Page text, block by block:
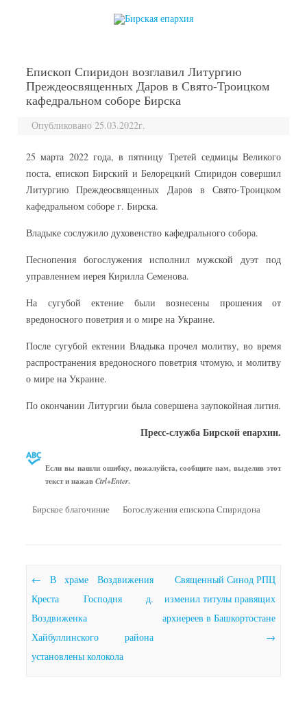
Епископ Спиридон возглавил Литургию
Преждеосвященных Даров в Свято-Троицком
кафедральном соборе Бирска
Опубликовано 25.03.2022г.
25 марта 2022 года, в пятницу Третей седмицы Великого
поста, епископ Бирский и Белорецкий Спиридон совершил
Литургию Преждеосвященных Даров в Свято-Троицком
кафедральном соборе г. Бирска.
Владыке сослужило духовенство кафедрального собора.
Песнопения богослужения исполнил мужской дуэт под
управлением иерея Кирилла Семенова.
На сугубой ектение были вознесены прошения от
вредоносного поветрия и о мире на Украине.
После сугубой ектении Владыка прочел молитву, во время
распространения вредоносного поветрия чтомую, и молитву
о мире на Украине.
По окончании Литургии была совершена заупокойная лития.
Пресс-служба Бирской епархии.
Если вы нашли ошибку, пожалуйста, сообщите нам, выделив этот
текст и нажавCtrl+Enter.
Бирское благочиние Богослужения епископа Спиридона
Почтовая навигация
← В храме Воздвижения
Креста Господня д.
Воздвиженка
Хайбуллинского района
установлены колокола
Священный Синод РПЦ
изменил титулы правящих
архиереев в Башкортостане
→